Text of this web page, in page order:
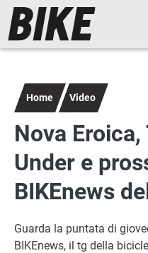
Salta al contenuto principale
Navigazione
Home Video
Nova
Under e
BIKEnews
Guarda la puntata di
BIKEnews, il tg della